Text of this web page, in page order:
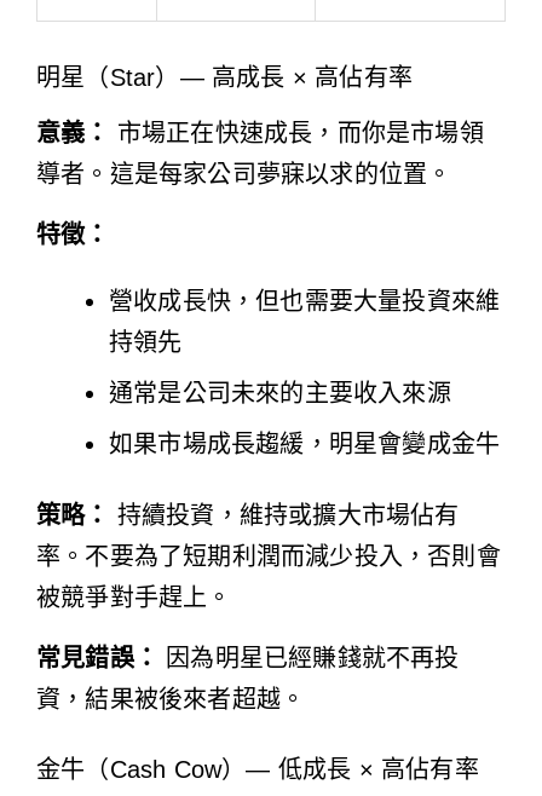
明星（Star）— 高成長 × 高佔有率
意義：
市場正在快速成長，而你是市場領
導者。這是每家公司夢寐以求的位置。
特徵：
營收成長快，但也需要大量投資來維
持領先
通常是公司未來的主要收入來源
如果市場成長趨緩，明星會變成金牛
策略：
持續投資，維持或擴大市場佔有
率。不要為了短期利潤而減少投入，否則會
被競爭對手趕上。
常見錯誤：
因為明星已經賺錢就不再投
資，結果被後來者超越。
金牛（Cash Cow）— 低成長 × 高佔有率